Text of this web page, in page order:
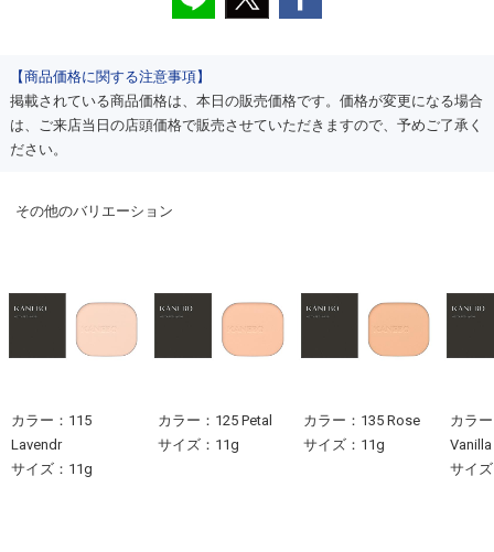
【商品価格に関する注意事項】
掲載されている商品価格は、本日の販売価格です。価格が変更になる場合
は、ご来店当日の店頭価格で販売させていただきますので、予めご了承く
ださい。
その他のバリエーション
カラー：115
Lavendr
サイズ：11g
カラー：125 Petal
サイズ：11g
カラー：135 Rose
サイズ：11g
カラ
Vanilla
サイ